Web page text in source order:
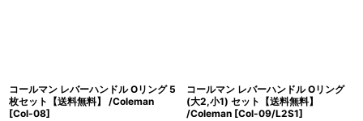
コールマン レバーハンドル Oリング 5
枚セット【送料無料】 /Coleman
[Col-08]
コールマン レバーハンドル Oリング
(大2,小1) セット【送料無料】
/Coleman [Col-09/L2S1]